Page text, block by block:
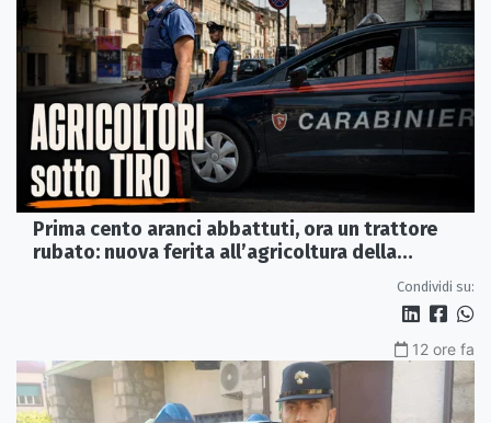
Prima cento aranci abbattuti, ora un trattore
rubato: nuova ferita all’agricoltura della
Condividi su:
12 ore fa